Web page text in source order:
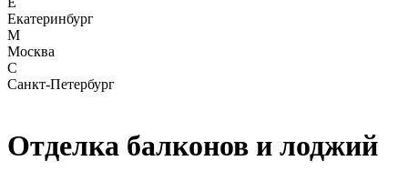
Екатеринбург
М
Москва
С
Санкт-Петербург
Отделка балконов и лоджий